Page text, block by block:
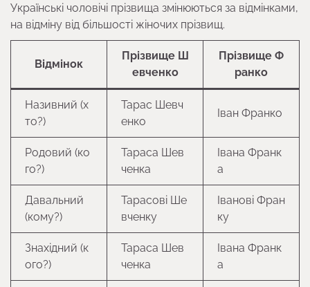
Українські чоловічі прізвища змінюються за відмінками,
на відміну від більшості жіночих прізвищ.
Відмінок
Прізвище Ш
евченко
Прізвище Ф
ранко
Називний (х
то?)
Тарас Шевч
енко
Іван Франко
Родовий (ко
го?)
Тараса Шев
ченка
Івана Франк
а
Давальний
(кому?)
Тарасові Ше
вченку
Іванові Фран
ку
Знахідний (к
ого?)
Тараса Шев
ченка
Івана Франк
а